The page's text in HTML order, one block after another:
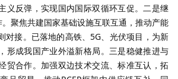
义反弹，实现国内国际双循环互促。二是继
。聚焦共建国家基础设施互联互通，推动产能
对接。已落地的高铁、5G、光伏项目，为新
形成我国产业外溢新格局。三是稳健推进与
贸合作。加强双边技术交流、标准互认，拓